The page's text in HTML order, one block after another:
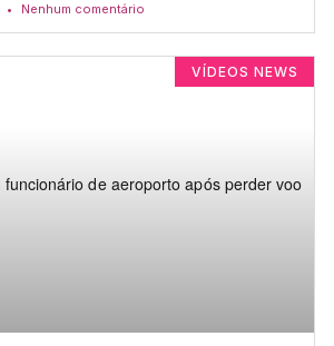
Nenhum comentário
VÍDEOS NEWS